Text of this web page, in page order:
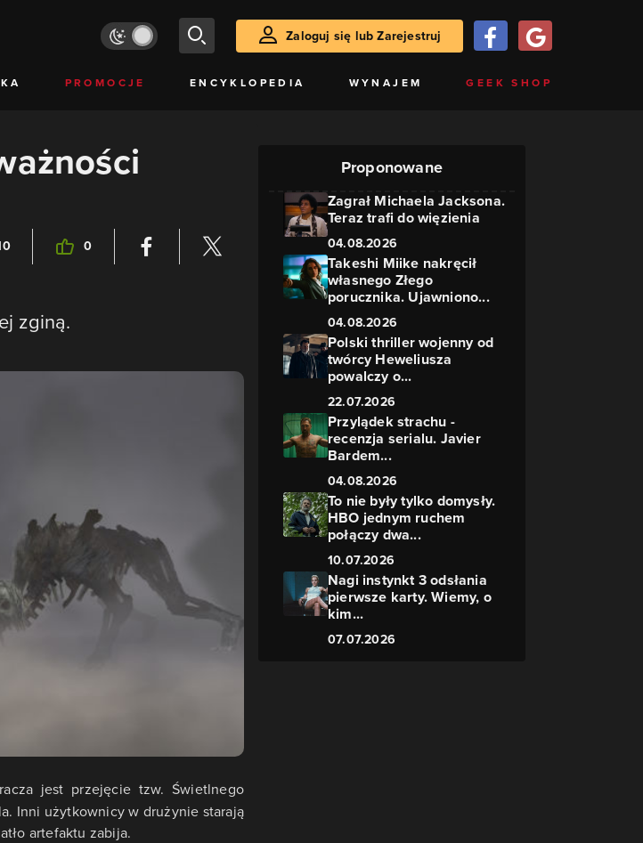
Zaloguj się lub Zarejestruj
PROMOCJE ENCYKLOPEDIA WYNAJEM GEEK SHOP
0
zginą.
jest przejęcie tzw. Świetlnego
Inni użytkownicy w drużynie starają
artefaktu zabija.
Proponowane
Zagrał Michaela Jacksona.
Teraz trafi do więzienia
04.08.2026
Takeshi Miike nakręcił
własnego Złego
porucznika. Ujawniono...
04.08.2026
Polski thriller wojenny od
twórcy Heweliusza
powalczy o...
22.07.2026
Przylądek strachu -
recenzja serialu. Javier
Bardem...
04.08.2026
To nie były tylko domysły.
HBO jednym ruchem
połączy dwa...
10.07.2026
Nagi instynkt 3 odsłania
pierwsze karty. Wiemy, o
kim...
07.07.2026